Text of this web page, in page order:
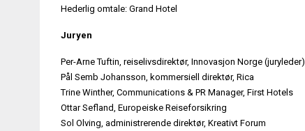
Hederlig omtale: Grand Hotel
Juryen
Per-Arne Tuftin, reiselivsdirektør, Innovasjon Norge (juryleder)
Pål Semb Johansson, kommersiell direktør, Rica
Trine Winther, Communications & PR Manager, First Hotels
Ottar Sefland, Europeiske Reiseforsikring
Sol Olving, administrerende direktør, Kreativt Forum